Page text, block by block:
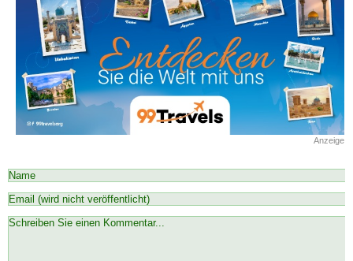
Anzeige